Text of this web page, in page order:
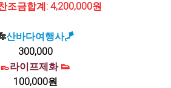
조금합계: 4,200,000원
산바다여행사🪁
300,000
👞라이프제화👟
100,000원